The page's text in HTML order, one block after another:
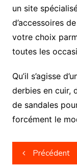
un site
d’accessoires
votre choix
toutes les
Qu’il s’agisse
derbies en cuir,
de sandales
forcément le
Navigation
Précédent